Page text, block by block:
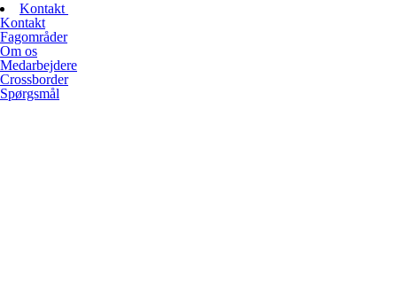
Kontakt
Kontakt
Fagområder
Om os
Medarbejdere
Crossborder
Spørgsmål